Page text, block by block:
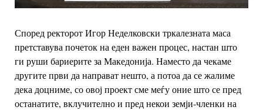
Според ректорот Игор Неделковски тркалезната маса
претставува почеток на еден важен процес, настан што
ги руши бариерите за Македонија. Наместо да чекаме
другите први да направат нешто, а потоа да се жалиме
дека доцниме, со овој проектсме меѓу оние што се пред
останатите, вклучително и пред некои земји-членки на